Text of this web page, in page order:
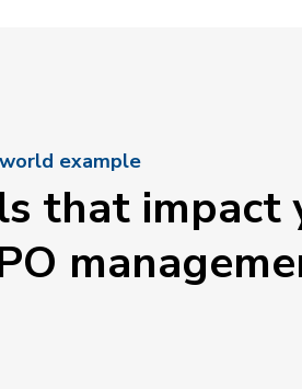
example
that impact